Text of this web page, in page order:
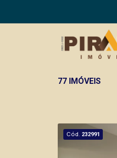
77 IMÓVEIS
Cód. 232991